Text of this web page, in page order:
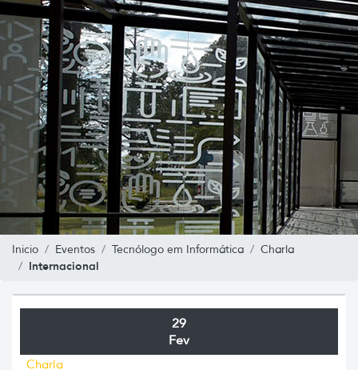
Inicio Eventos Tecnólogo em Informática Charla
Internacional
29
Fev
Charla